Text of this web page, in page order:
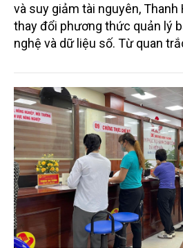
và suy giảm tài nguyên,
thay đổi phương thức quản lý
nghệ và dữ liệu số. Từ quan
phát triển khoa học, công
chuyển đổi số quốc gia đang
triển xanh, hiện đại và bền